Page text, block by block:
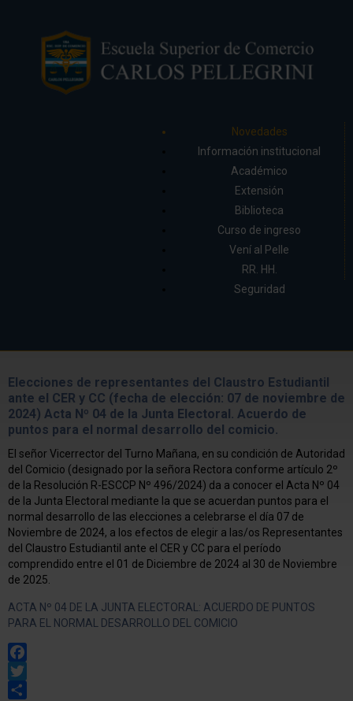
Novedades
Información institucional
Académico
Extensión
Biblioteca
Curso de ingreso
Vení al Pelle
RR. HH.
Seguridad
Elecciones de representantes del Claustro Estudiantil
ante el CER y CC (fecha de elección: 07 de noviembre de
2024) Acta Nº 04 de la Junta Electoral. Acuerdo de
puntos para el normal desarrollo del comicio.
El señor Vicerrector del Turno Mañana, en su condición de Autoridad
del Comicio (designado por la señora Rectora conforme artículo 2º
de la Resolución R-ESCCP Nº 496/2024) da a conocer el Acta Nº 04
de la Junta Electoral mediante la que se acuerdan puntos para el
normal desarrollo de las elecciones a celebrarse el día 07 de
Noviembre de 2024, a los efectos de elegir a las/os Representantes
del Claustro Estudiantil ante el CER y CC para el período
comprendido entre el 01 de Diciembre de 2024 al 30 de Noviembre
de 2025.
ACTA Nº 04 DE LA JUNTA ELECTORAL: ACUERDO DE PUNTOS
PARA EL NORMAL DESARROLLO DEL COMICIO
Facebook
Twitter